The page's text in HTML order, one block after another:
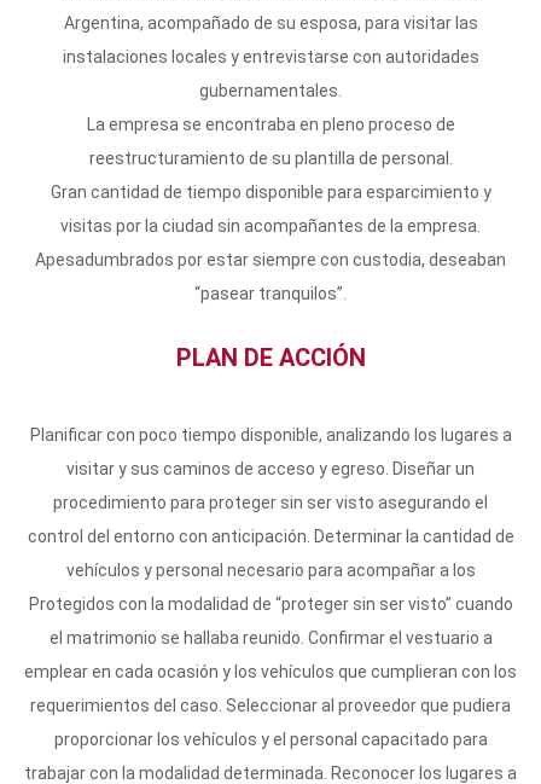
Argentina, acompañado de su esposa, para visitar las
instalaciones locales y entrevistarse con autoridades
gubernamentales.
La empresa se encontraba en pleno proceso de
reestructuramiento de su plantilla de personal.
Gran cantidad de tiempo disponible para esparcimiento y
visitas por la ciudad sin acompañantes de la empresa.
Apesadumbrados por estar siempre con custodia, deseaban
“pasear tranquilos”.
PLAN DE ACCIÓN
Planificar con poco tiempo disponible, analizando los lugares a
visitar y sus caminos de acceso y egreso. Diseñar un
procedimiento para proteger sin ser visto asegurando el
control del entorno con anticipación. Determinar la cantidad de
vehículos y personal necesario para acompañar a los
Protegidos con la modalidad de “proteger sin ser visto” cuando
el matrimonio se hallaba reunido. Confirmar el vestuario a
emplear en cada ocasión y los vehículos que cumplieran con los
requerimientos del caso. Seleccionar al proveedor que pudiera
proporcionar los vehículos y el personal capacitado para
trabajar con la modalidad determinada. Reconocer los lugares a